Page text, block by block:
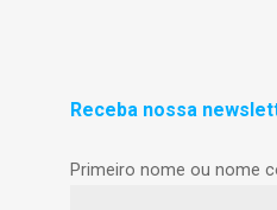
Receba nossa
Primeiro nome ou nome